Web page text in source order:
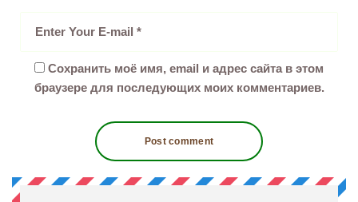
Сохранить моё имя, email и адрес сайта в этом
браузере для последующих моих комментариев.